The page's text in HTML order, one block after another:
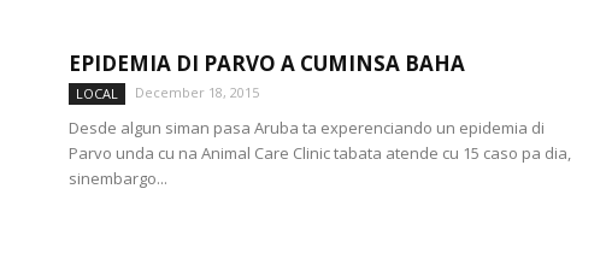
EPIDEMIA DI PARVO A CUMINSA BAHA
LOCAL December 18, 2015
Desde algun siman pasa Aruba ta experenciando un epidemia di
Parvo unda cu na Animal Care Clinic tabata atende cu 15 caso pa dia,
sinembargo...